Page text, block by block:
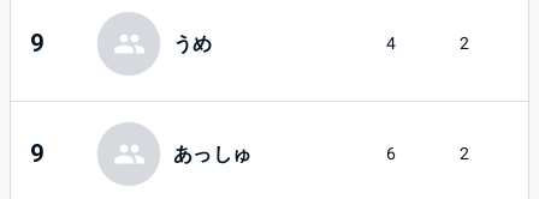
9 うめ 4 2
9 あっしゅ 6 2